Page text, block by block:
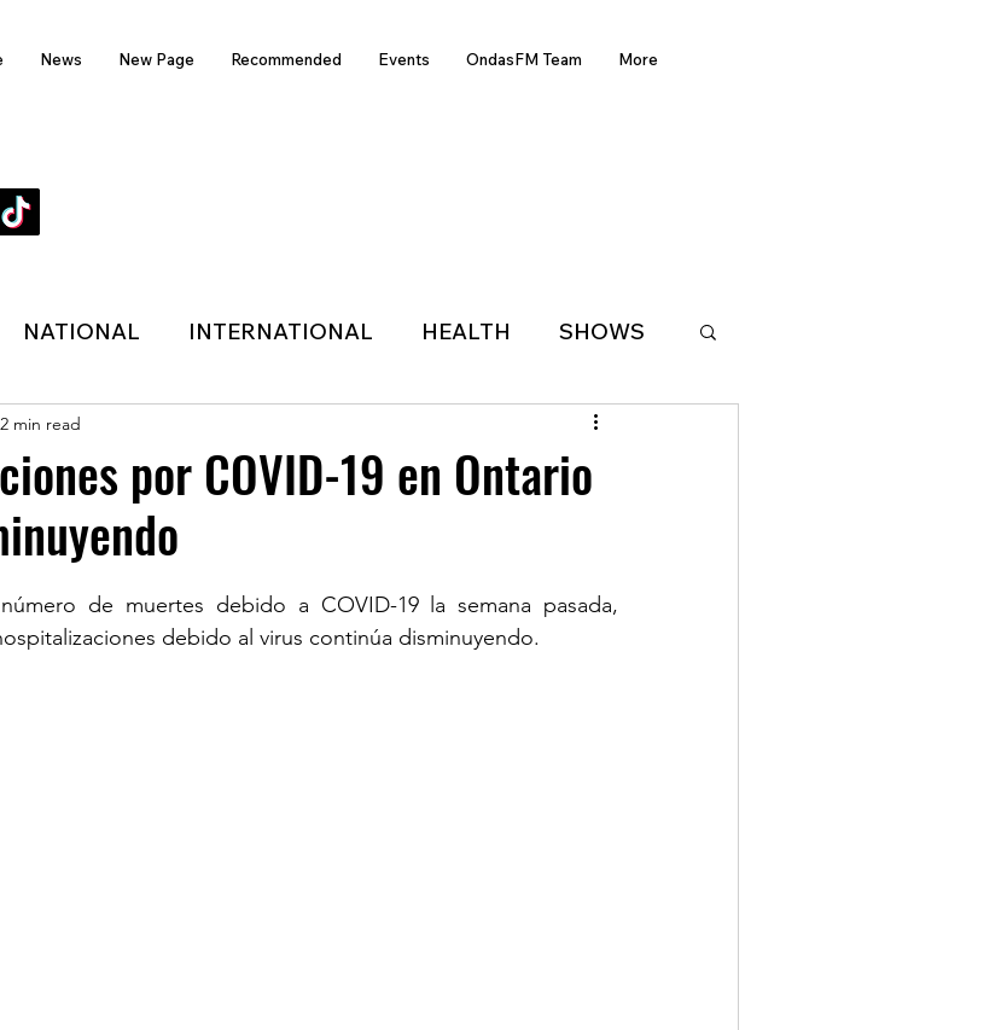
News New Page Recommended Events OndasFM Team More
NATIONAL INTERNATIONAL HEALTH SHOWS
LATIN AMERICA
POLITIC ONDASFM
por COVID-19 en Ontario
2 min read
de muertes debido a COVID-19 la semana pasada,
debido al virus continúa disminuyendo.